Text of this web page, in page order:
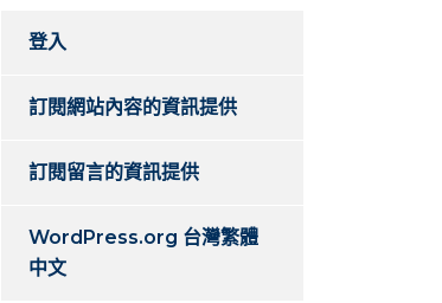
登入
訂閱網站內容的資訊提供
訂閱留言的資訊提供
WordPress.org 台灣繁體
中文